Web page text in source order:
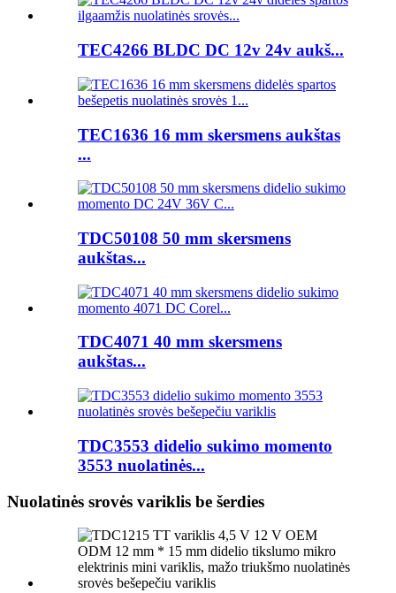
TEC4266 BLDC DC 12v 24v aukš...
TEC1636 16 mm skersmens aukštas
...
TDC50108 50 mm skersmens
aukštas...
TDC4071 40 mm skersmens
aukštas...
TDC3553 didelio sukimo momento
3553 nuolatinės...
Nuolatinės srovės variklis be šerdies